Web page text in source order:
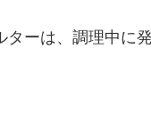
ーは、調理中に